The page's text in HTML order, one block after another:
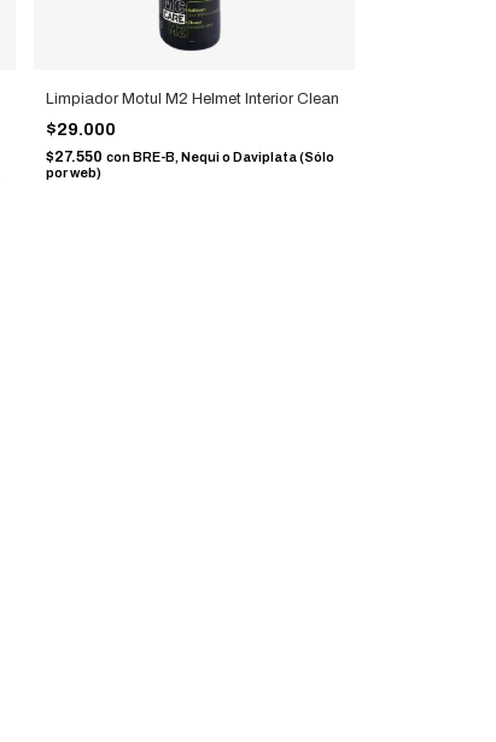
Limpiador Motul M2 Helmet Interior Clean
$29.000
$27.550 conBRE-B, Nequi o Daviplata (Sólo
por web)